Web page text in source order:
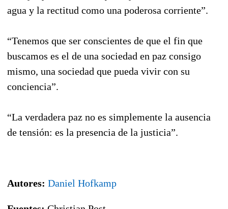
agua y la rectitud como una poderosa corriente”.
“Tenemos que ser conscientes de que el fin que
buscamos es el de una sociedad en paz consigo
mismo, una sociedad que pueda vivir con su
conciencia”.
“La verdadera paz no es simplemente la ausencia
de tensión: es la presencia de la justicia”.
Autores: Daniel Hofkamp